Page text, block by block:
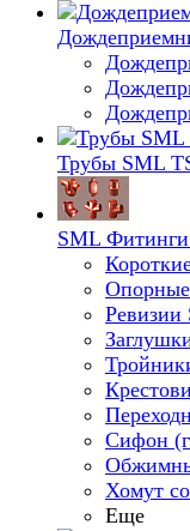
Трубы SML
SML
Ревизии
Сифон
Хомут
Еще